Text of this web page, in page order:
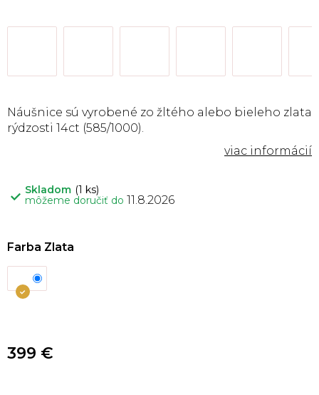
Skladom (1 ks)
môžeme doručiť do 11.8.2026
Farba Zlata
Náušnice sú vyrobené zo žltého alebo bieleho zlata
rýdzosti 14ct (585/1000).
399 €